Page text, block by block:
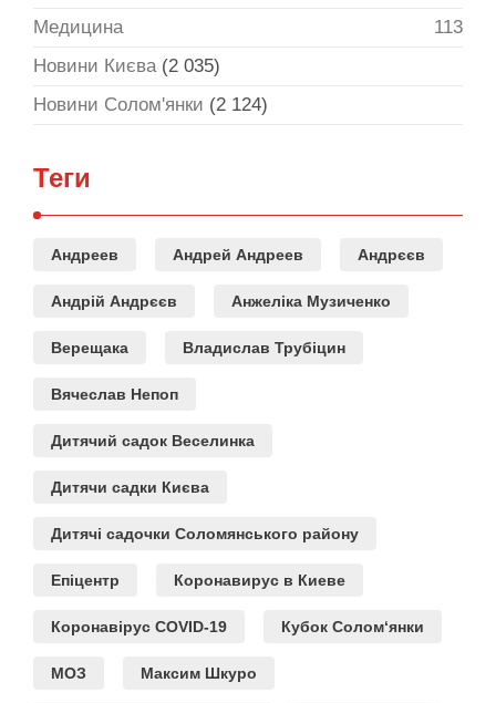
Медицина
113
Новини Києва(2 035)
Новини Солом'янки (2 124)
Теги
Андреев Андрей Андреев Андрєєв
Андрій Андрєєв Анжеліка Музиченко
Верещака Владислав Трубіцин
Вячеслав Непоп
Дитячий садок Веселинка
Дитячи садки Києва
Дитячі садочки Соломянського району
Епіцентр Коронавирус в Киеве
Коронавірус COVID-19 Кубок Солом‘янки
МОЗ Максим Шкуро